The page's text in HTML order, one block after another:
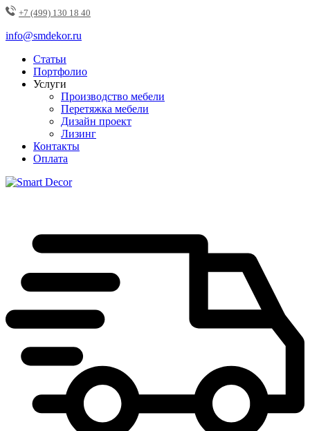
+7 (499) 130 18 40
info@smdekor.ru
Статьи
Портфолио
Услуги
Производство мебели
Перетяжка мебели
Дизайн проект
Лизинг
Контакты
Оплата